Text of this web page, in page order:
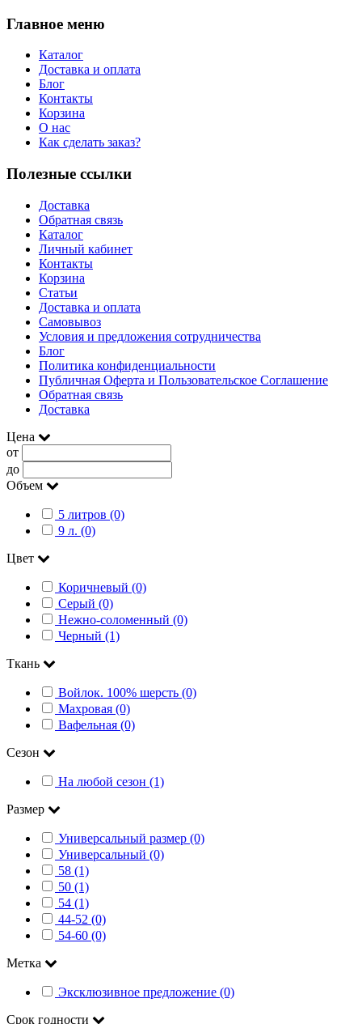
Главное меню
Каталог
Доставка и оплата
Блог
Контакты
Корзина
О нас
Как сделать заказ?
Полезные ссылки
Доставка
Обратная связь
Каталог
Личный кабинет
Контакты
Корзина
Статьи
Доставка и оплата
Самовывоз
Условия и предложения сотрудничества
Блог
Политика конфиденциальности
Публичная Оферта и Пользовательское Соглашение
Обратная связь
Доставка
Цена
от
до
Объем
5 литров (0)
9 л. (0)
Цвет
Коричневый (0)
Серый (0)
Нежно-соломенный (0)
Черный (1)
Ткань
Войлок. 100% шерсть (0)
Махровая (0)
Вафельная (0)
Сезон
На любой сезон (1)
Размер
Универсальный размер (0)
Универсальный (0)
58 (1)
50 (1)
54 (1)
44-52 (0)
54-60 (0)
Метка
Эксклюзивное предложение (0)
Срок годности